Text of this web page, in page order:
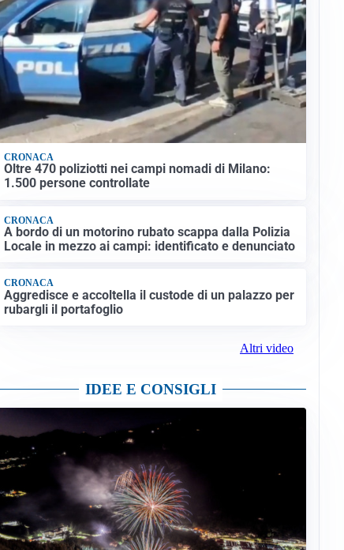
CRONACA
Oltre 470 poliziotti nei campi nomadi di Milano:
1.500 persone controllate
CRONACA
A bordo di un motorino rubato scappa dalla Polizia
Locale in mezzo ai campi: identificato e denunciato
CRONACA
Aggredisce e accoltella il custode di un palazzo per
rubargli il portafoglio
Altri video
IDEE E CONSIGLI